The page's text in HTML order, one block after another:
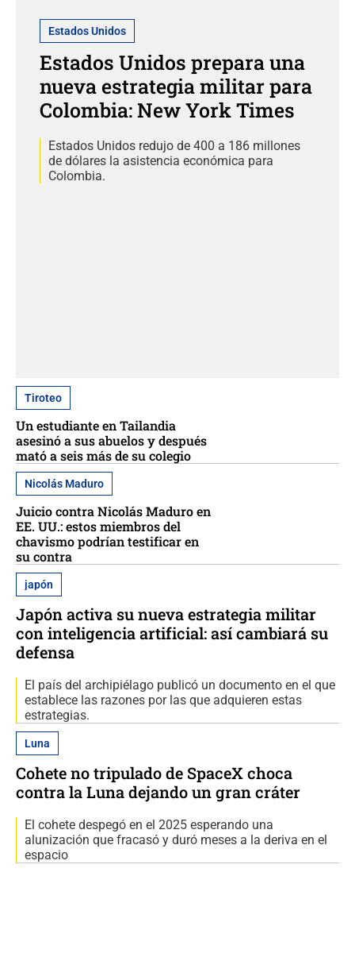
Estados Unidos
Estados Unidos prepara una
nueva estrategia militar para
Colombia: New York Times
Estados Unidos redujo de 400 a 186 millones
de dólares la asistencia económica para
Colombia.
Tiroteo
Un estudiante en Tailandia
asesinó a sus abuelos y después
mató a seis más de su colegio
Nicolás Maduro
Juicio contra Nicolás Maduro en
EE. UU.: estos miembros del
chavismo podrían testificar en
su contra
japón
Japón activa su nueva estrategia militar
con inteligencia artificial: así cambiará su
defensa
El país del archipiélago publicó un documento en el que
establece las razones por las que adquieren estas
estrategias.
Luna
Cohete no tripulado de SpaceX choca
contra la Luna dejando un gran cráter
El cohete despegó en el 2025 esperando una
alunización que fracasó y duró meses a la deriva en el
espacio